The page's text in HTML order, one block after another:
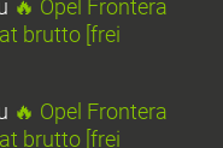
🔥 Opel Frontera
brutto [frei
🔥 Opel Frontera
brutto [frei